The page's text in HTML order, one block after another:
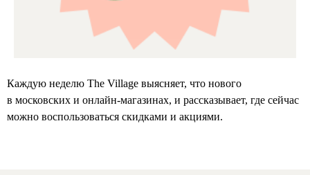
Каждую неделю The Village выясняет, что нового
в московских и онлайн-магазинах, и рассказывает, где сейчас
можно воспользоваться скидками и акциями.